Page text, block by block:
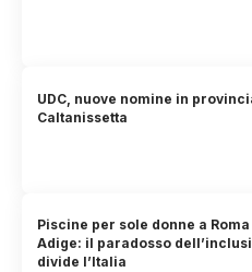
UDC, nuove nomine in
Caltanissetta
Piscine per sole donne a
Adige: il paradosso
divide l’Italia